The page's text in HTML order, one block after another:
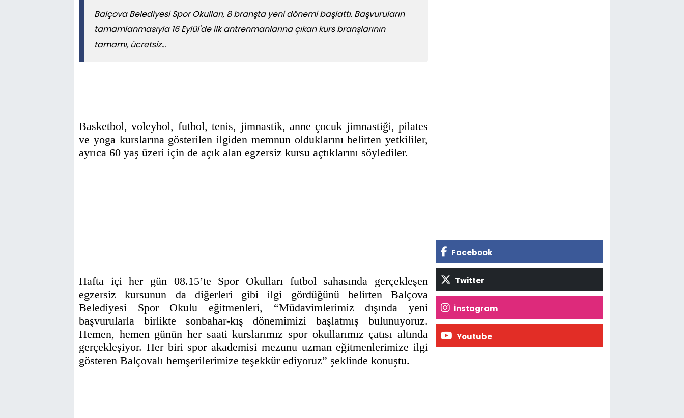
Balçova Belediyesi Spor Okulları, 8 branşta yeni dönemi başlattı. Başvuruların
tamamlanmasıyla 16 Eylül'de ilk antrenmanlarına çıkan kurs branşlarının
tamamı, ücretsiz...
Basketbol, voleybol, futbol, tenis, jimnastik, anne çocuk jimnastiği, pilates
ve yoga kurslarına gösterilen ilgiden memnun olduklarını belirten yetkililer,
ayrıca 60 yaş üzeri için de açık alan egzersiz kursu açtıklarını söylediler.
Hafta içi her gün 08.15’te Spor Okulları futbol sahasında gerçekleşen
egzersiz kursunun da diğerleri gibi ilgi gördüğünü belirten Balçova
Belediyesi Spor Okulu eğitmenleri, “Müdavimlerimiz dışında yeni
başvurularla birlikte sonbahar-kış dönemimizi başlatmış bulunuyoruz.
Hemen, hemen günün her saati kurslarımız spor okullarımız çatısı altında
gerçekleşiyor. Her biri spor akademisi mezunu uzman eğitmenlerimize ilgi
gösteren Balçovalı hemşerilerimize teşekkür ediyoruz” şeklinde konuştu.
Facebook
Twitter
İnstagram
Youtube